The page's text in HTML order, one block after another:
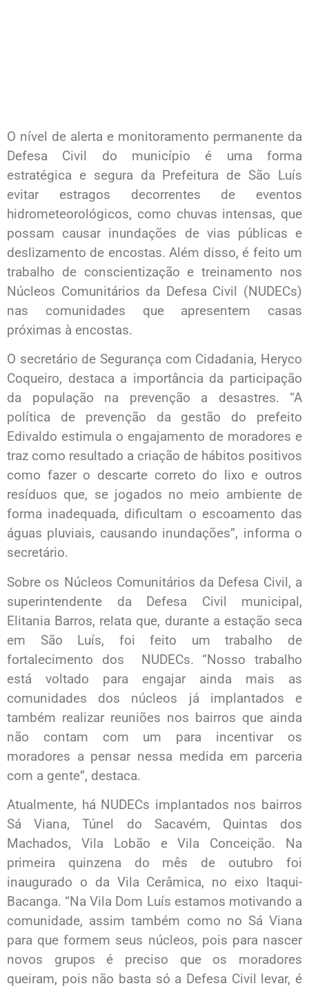
O nível de alerta e monitoramento permanente da
Defesa Civil do município é uma forma
estratégica e segura da Prefeitura de São Luís
evitar estragos decorrentes de eventos
hidrometeorológicos, como chuvas intensas, que
possam causar inundações de vias públicas e
deslizamento de encostas. Além disso, é feito um
trabalho de conscientização e treinamento nos
Núcleos Comunitários da Defesa Civil (NUDECs)
nas comunidades que apresentem casas
próximas à encostas.
O secretário de Segurança com Cidadania, Heryco
Coqueiro, destaca a importância da participação
da população na prevenção a desastres. “A
política de prevenção da gestão do prefeito
Edivaldo estimula o engajamento de moradores e
traz como resultado a criação de hábitos positivos
como fazer o descarte correto do lixo e outros
resíduos que, se jogados no meio ambiente de
forma inadequada, dificultam o escoamento das
águas pluviais, causando inundações”, informa o
secretário.
Sobre os Núcleos Comunitários da Defesa Civil, a
superintendente da Defesa Civil municipal,
Elitania Barros, relata que, durante a estação seca
em São Luís, foi feito um trabalho de
fortalecimento dos NUDECs. “Nosso trabalho
está voltado para engajar ainda mais as
comunidades dos núcleos já implantados e
também realizar reuniões nos bairros que ainda
não contam com um para incentivar os
moradores a pensar nessa medida em parceria
com a gente”, destaca.
Atualmente, há NUDECs implantados nos bairros
Sá Viana, Túnel do Sacavém, Quintas dos
Machados, Vila Lobão e Vila Conceição. Na
primeira quinzena do mês de outubro foi
inaugurado o da Vila Cerâmica, no eixo Itaqui-
Bacanga. “Na Vila Dom Luís estamos motivando a
comunidade, assim também como no Sá Viana
para que formem seus núcleos, pois para nascer
novos grupos é preciso que os moradores
queiram, pois não basta só a Defesa Civil levar, é